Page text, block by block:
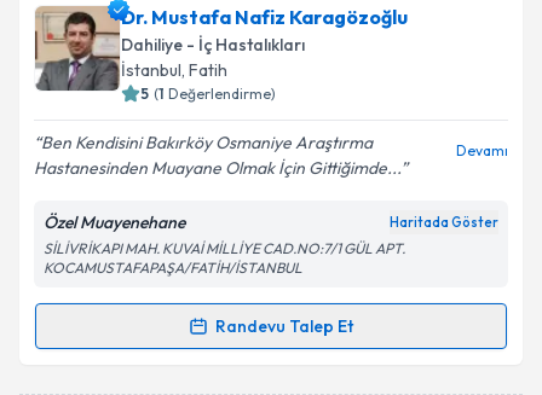
Dr. Mustafa Nafiz Karagözoğlu
Dahiliye - İç Hastalıkları
İstanbul, Fatih
5 (1 Değerlendirme)
Ben Kendisini Bakırköy Osmaniye Araştırma
Hastanesinden Muayane Olmak İçin Gittiğimde...
Devamı
Özel Muayenehane Haritada Göster
SİLİVRİKAPI MAH. KUVAİ MİLLİYE CAD.NO:7/1 GÜL APT.
KOCAMUSTAFAPAŞA/FATİH/İSTANBUL
Randevu Talep Et
Randevu Takvimi Talebi